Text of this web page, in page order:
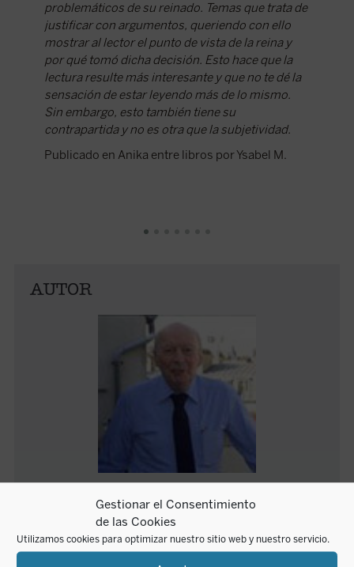
Gestionar el Consentimiento
de las Cookies
Utilizamos cookies para optimizar nuestro sitio web y nuestro servicio.
problemáticos de su reinado. Temas que trata de
justificar con argumentos, queriendo con ello
mostrar al lector el punto de vista de la reina y
por qué tomó dicha decisión. Esto hace que la
lectura resulte más interesante y que no te dé la
sensación de estar leyendo más de lo mismo.
Sin embargo, esto también tiene su
contrapartida y no es otra que la subjetividad.
Publicado en Anika entre libros por Ysabel M.
AUTOR
Jean Dumont
Jean Dumont nació en Lyon en 1923. Licenciado en